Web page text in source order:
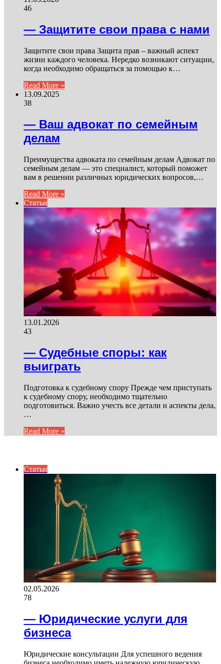
46
— Защитите свои права с нами
Защитите свои права Защита прав – важный аспект
жизни каждого человека. Нередко возникают ситуации,
когда необходимо обращаться за помощью к…
Read More »
13.09.2025
38
— Ваш адвокат по семейным
делам
Преимущества адвоката по семейным делам Адвокат по
семейным делам — это специалист, который поможет
вам в решении различных юридических вопросов,…
Read More »
Статьи
13.01.2026
43
— Судебные споры: как
выиграть
Подготовка к судебному спору Прежде чем приступать
к судебному спору, необходимо тщательно
подготовиться. Важно учесть все детали и аспекты дела,
…
Read More »
Статьи
02.05.2026
78
— Юридические услуги для
бизнеса
Юридические консультации Для успешного ведения